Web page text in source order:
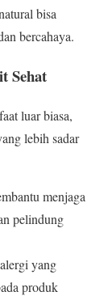
bisa
bercahaya.
Sehat
luar biasa,
lebih sadar
menjaga
pelindung
yang
produk